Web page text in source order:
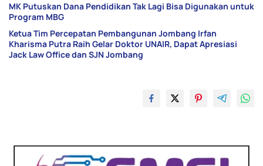
MK Putuskan Dana Pendidikan Tak Lagi Bisa Digunakan untuk
Program MBG
Ketua Tim Percepatan Pembangunan Jombang Irfan
Kharisma Putra Raih Gelar Doktor UNAIR, Dapat Apresiasi
Jack Law Office dan SJN Jombang